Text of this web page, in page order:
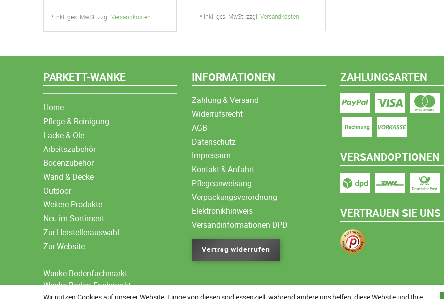
* inkl. ges. MwSt. zzgl. Versandkosten * inkl. ges. MwSt. zzgl. Versandkosten
PARKETT-WANKE
Home
Pflege & Reinigung
Lacke & Öle
Arbeitszubehör
Bodenzubehör
Wand & Decke
Outdoor
Weitere Produkte
Neu im Sortiment
Zur Herstellerauswahl
Zur Website
Wanke Bodenfachmarkt
Wanke Boden-Fachmarkt
INFORMATIONEN
Zahlung & Versand
Widerrufsrecht
AGB
Datenschutz
Impressum
Kontakt & Anfahrt
Pflegeanweisung
Verpackungsverordnung
Elektronikhinweis
Versandinformationen DPD
Vertrag widerrufen
ZAHLUNGSARTEN
VERSANDOPTIONEN
VERTRAUEN SIE UNS
Wir nutzen Cookies auf unserer Website. Einige von diesen sind essenziell, während andere uns helfen, diese Website und Ihre